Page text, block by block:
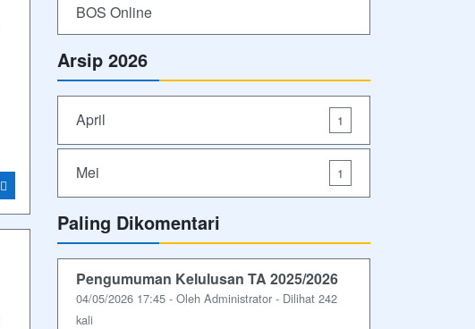
BOS Online
Arsip 2026
April 1
Mei 1
Paling Dikomentari
Pengumuman Kelulusan TA 2025/2026
04/05/2026 17:45 - Oleh Administrator - Dilihat 242
kali